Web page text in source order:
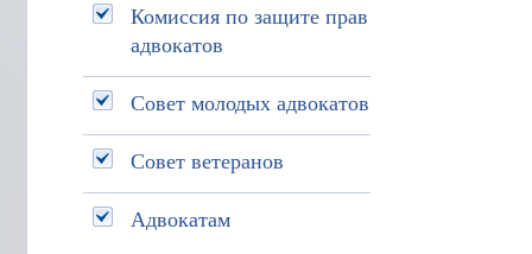
Комиссия по защите прав
адвокатов
Совет молодых адвокатов
Совет ветеранов
Адвокатам